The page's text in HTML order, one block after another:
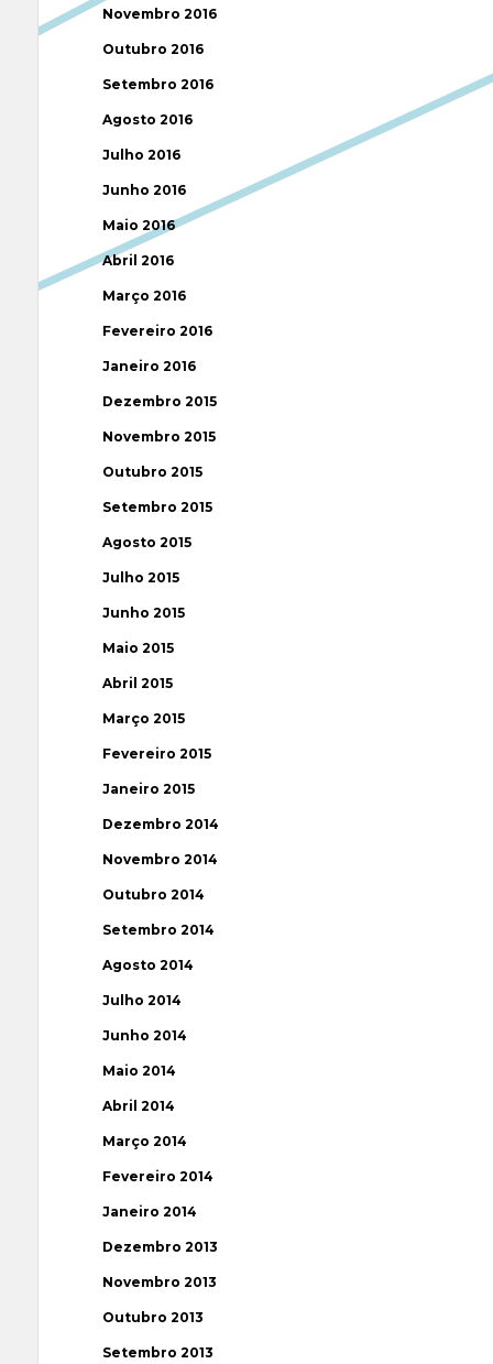
Novembro 2016
Outubro 2016
Setembro 2016
Agosto 2016
Julho 2016
Junho 2016
Maio 2016
Abril 2016
Março 2016
Fevereiro 2016
Janeiro 2016
Dezembro 2015
Novembro 2015
Outubro 2015
Setembro 2015
Agosto 2015
Julho 2015
Junho 2015
Maio 2015
Abril 2015
Março 2015
Fevereiro 2015
Janeiro 2015
Dezembro 2014
Novembro 2014
Outubro 2014
Setembro 2014
Agosto 2014
Julho 2014
Junho 2014
Maio 2014
Abril 2014
Março 2014
Fevereiro 2014
Janeiro 2014
Dezembro 2013
Novembro 2013
Outubro 2013
Setembro 2013